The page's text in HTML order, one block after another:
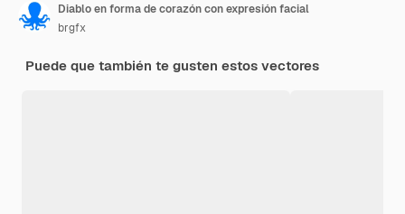
Diablo en forma de corazón con expresión facial
brgfx
Puede que también te gusten estos vectores